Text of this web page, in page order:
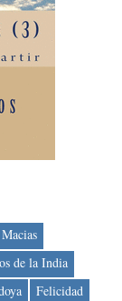
de la India
Felicidad